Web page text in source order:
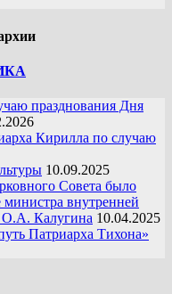
празднования Дня
Кирилла по случаю
10.09.2025
Совета было
министра внутренней
О.А. Калугина 10.04.2025
Патриарха Тихона»